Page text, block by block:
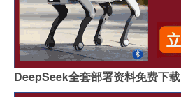
DeepSeek全套部署资料免费下载